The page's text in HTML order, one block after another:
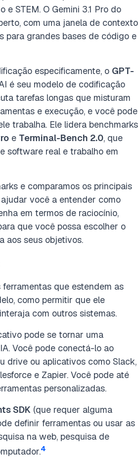
e STEM. O Gemini 3.1 Pro do
com uma janela de contexto
para grandes bases de código e
especificamente, o GPT-
é seu modelo de codificação
tarefas longas que misturam
e execução, e você pode
trabalha. Ele lidera benchmarks
e Terminal-Bench 2.0, que
software real e trabalho em
e comparamos os principais
você a entender como
em termos de raciocínio,
que você possa escolher o
aos seus objetivos.
ferramentas que estendem as
como permitir que ele
com outros sistemas.
pode se tornar uma
Você pode conectá-lo ao
drive ou aplicativos como Slack,
e Zapier. Você pode até
personalizadas.
SDK (que requer alguma
definir ferramentas ou usar as
na web, pesquisa de
4